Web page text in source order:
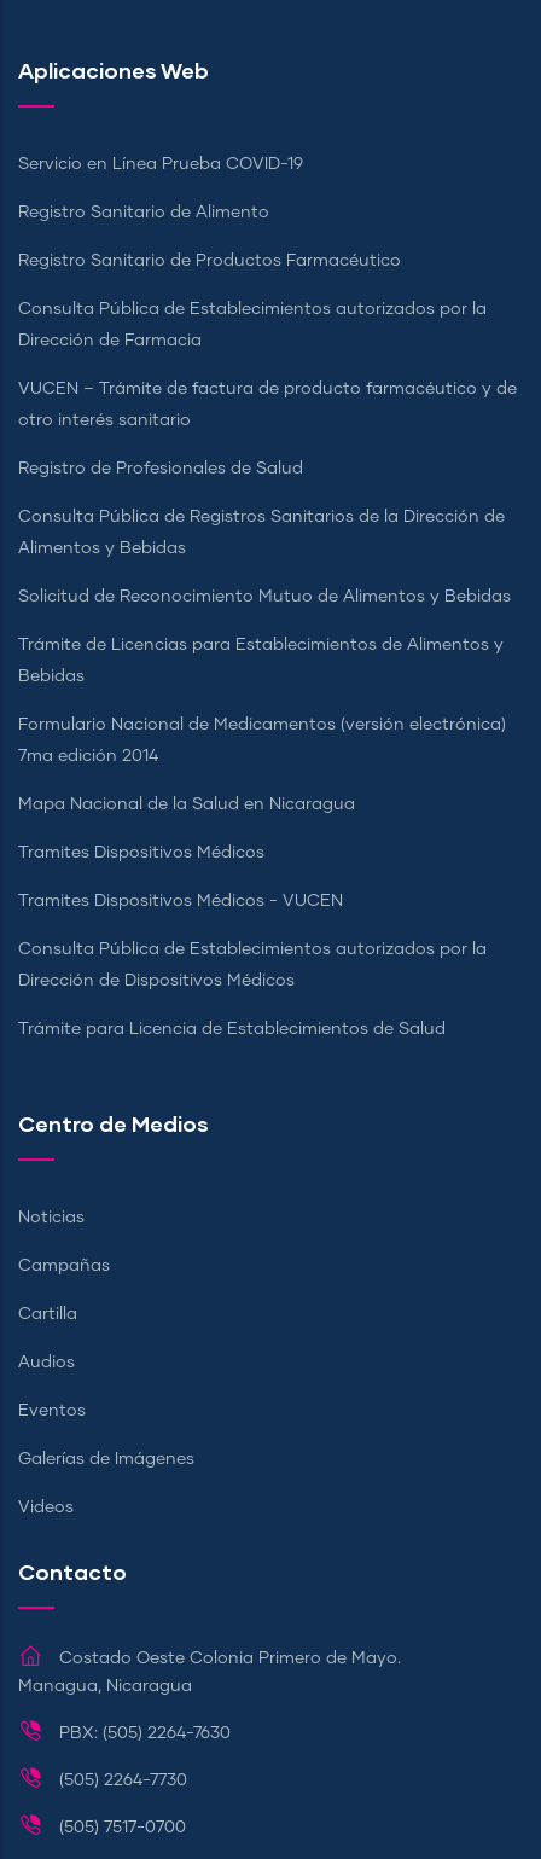
Aplicaciones Web
Servicio en Línea Prueba COVID-19
Registro Sanitario de Alimento
Registro Sanitario de Productos Farmacéutico
Consulta Pública de Establecimientos autorizados por la
Dirección de Farmacia
VUCEN – Trámite de factura de producto farmacéutico y de
otro interés sanitario
Registro de Profesionales de Salud
Consulta Pública de Registros Sanitarios de la Dirección de
Alimentos y Bebidas
Solicitud de Reconocimiento Mutuo de Alimentos y Bebidas
Trámite de Licencias para Establecimientos de Alimentos y
Bebidas
Formulario Nacional de Medicamentos (versión electrónica)
7ma edición 2014
Mapa Nacional de la Salud en Nicaragua
Tramites Dispositivos Médicos
Tramites Dispositivos Médicos - VUCEN
Consulta Pública de Establecimientos autorizados por la
Dirección de Dispositivos Médicos
Trámite para Licencia de Establecimientos de Salud
Centro de Medios
Noticias
Campañas
Cartilla
Audios
Eventos
Galerías de Imágenes
Videos
Contacto
Costado Oeste Colonia Primero de Mayo.
Managua, Nicaragua
PBX: (505) 2264-7630
(505) 2264-7730
(505) 7517-0700